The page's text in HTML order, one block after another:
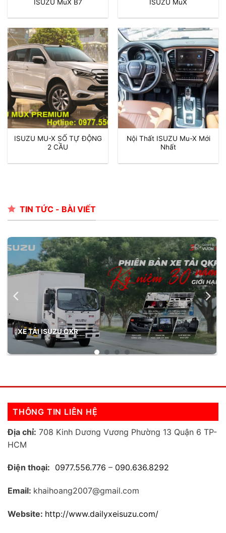
ISUZU MuX B7 ISUZU MuX
ISUZU MU-X SỐ TỰ ĐỘNG
2 CẦU
Nội Thất ISUZU Mu-X Mới
Nhất
TIN TỨC - BÀI VIẾT
Xe Tải Isuzu Euro 5
THÔNG TIN LIÊN HỆ
Địa chỉ: 708 Kinh Dương Vương Phường 13 Quận 6 TP-
HCM
Điện thoại: 0977.556.776 – 090.636.8292
Email: khaihoang2007@gmail.com
Website: http://www.dailyxeisuzu.com/